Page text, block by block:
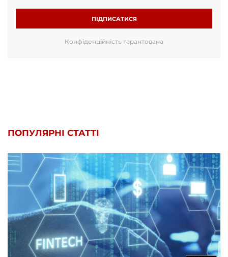
ПІДПИСАТИСЯ
Конфіденційність гарантована
ПОПУЛЯРНІ СТАТТІ